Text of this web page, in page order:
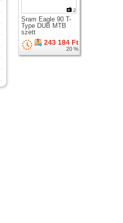
2
Sram Eagle 90 T-
Type DUB MTB
szett
243 184 Ft
20 %